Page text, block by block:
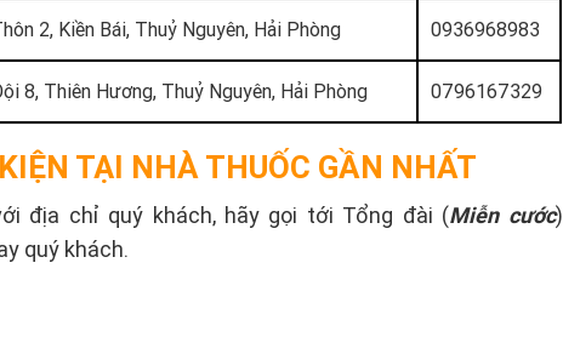
2, Kiền Bái, Thuỷ Nguyên, Hải Phòng 0936968983
8, Thiên Hương, Thuỷ Nguyên, Hải Phòng 0796167329
TẠI NHÀ THUỐC GẦN NHẤT
địa chỉ quý khách, hãy gọi tới Tổng đài (Miễn cước)
quý khách.